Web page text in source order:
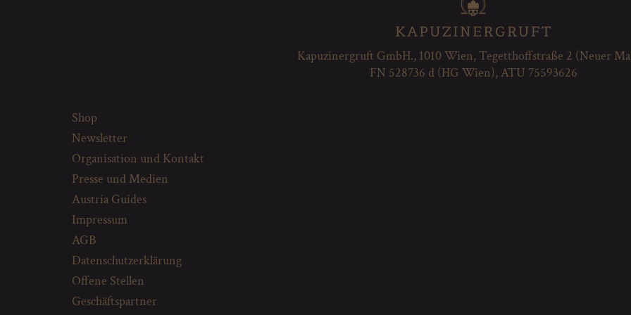
Kapuzinergruft GmbH., 1010 Wien, Tegetthoffstraße 2 (Neuer
FN 528736 d (HG Wien), ATU 75593626
Shop
Newsletter
Organisation und Kontakt
Presse und Medien
Austria Guides
Impressum
AGB
Datenschutzerklärung
Offene Stellen
Geschäftspartner